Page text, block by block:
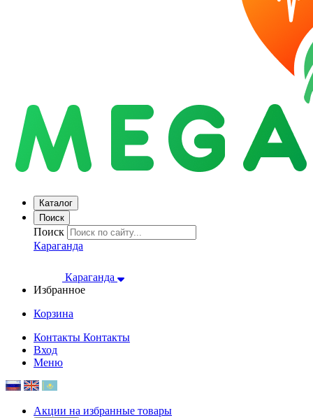
Каталог
Поиск
Поиск
Караганда
Караганда
Избранное
Корзина
Контакты Контакты
Вход
Меню
Акции на избранные товары